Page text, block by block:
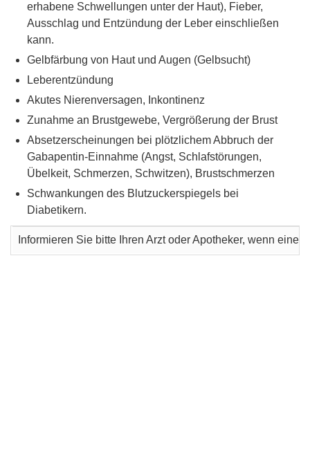
erhabene Schwellungen unter der Haut), Fieber,
Ausschlag und Entzündung der Leber einschließen
kann.
Gelbfärbung von Haut und Augen (Gelbsucht)
Leberentzündung
Akutes Nierenversagen, Inkontinenz
Zunahme an Brustgewebe, Vergrößerung der Brust
Absetzerscheinungen bei plötzlichem Abbruch der
Gabapentin-Einnahme (Angst, Schlafstörungen,
Übelkeit, Schmerzen, Schwitzen), Brustschmerzen
Schwankungen des Blutzuckerspiegels bei
Diabetikern.
Informieren Sie bitte Ihren Arzt oder Apotheker, wenn